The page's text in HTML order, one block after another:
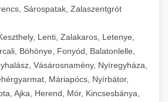
Sárospatak, Zalaszentgrót
Lenti, Zalakaros, Letenye,
Böhönye, Fonyód, Balatonlelle,
Vásárosnamény, Nyíregyháza,
Máriapócs, Nyírbátor,
Ajka, Herend, Mór, Kincsesbánya,